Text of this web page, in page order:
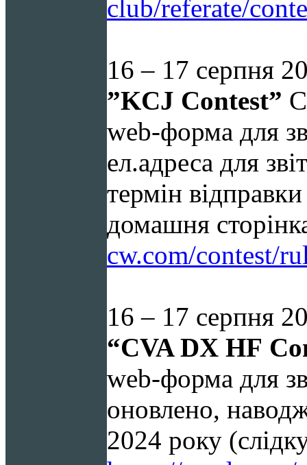
club/referate/
16 – 17 серпня
”KCJ Contest”
web-форма для
ел.адреса для
термін
домашня
cw.com/contest/
16 – 17 серпня
“CVA DX HF
web-форма для
оновлено,
2024 року